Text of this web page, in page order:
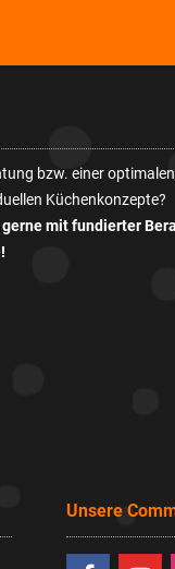
bzw. einer
Küchenkonzepte?
mit fundierter
Unsere